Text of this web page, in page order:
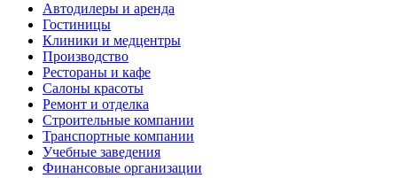
Автодилеры и аренда
Гостиницы
Клиники и медцентры
Производство
Рестораны и кафе
Салоны красоты
Ремонт и отделка
Строительные компании
Транспортные компании
Учебные заведения
Финансовые организации